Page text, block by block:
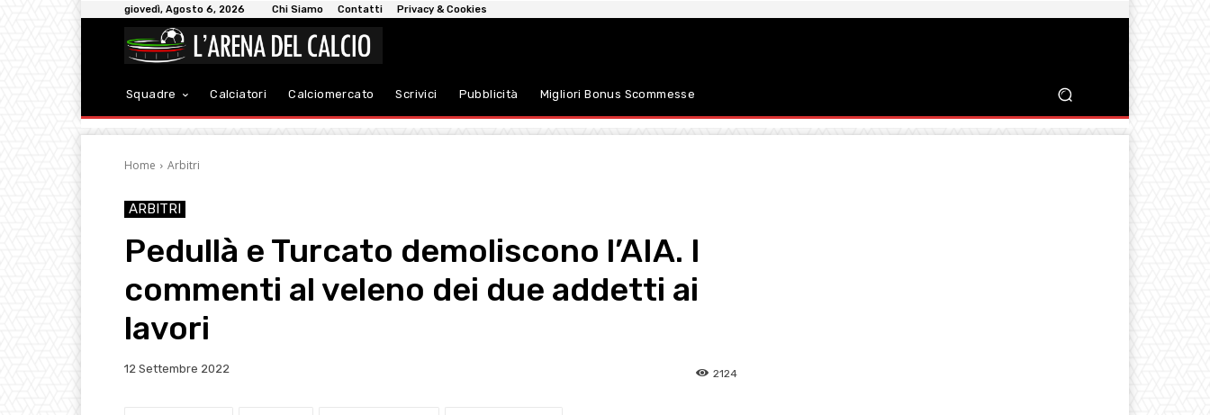
giovedì, Agosto 6, 2026 Chi Siamo Contatti Privacy & Cookies
Squadre Calciatori Calciomercato Scrivici Pubblicità Migliori Bonus Scommesse
Home Arbitri
ARBITRI
Pedullà e Turcato demoliscono l’AIA. I
commenti al veleno dei due addetti ai
lavori
12 Settembre 2022 2124